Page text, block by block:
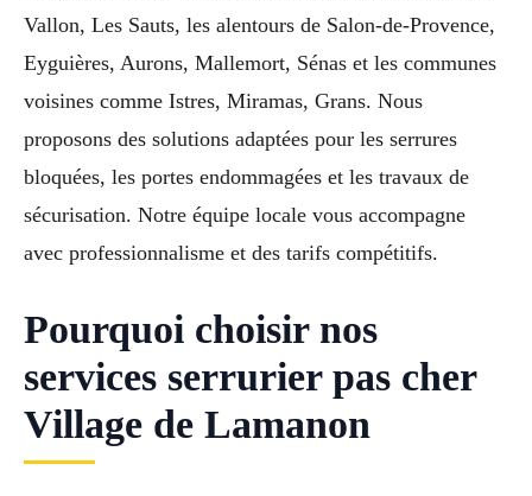
Vallon, Les Sauts, les alentours de Salon-de-Provence,
Eyguières, Aurons, Mallemort, Sénas et les communes
voisines comme Istres, Miramas, Grans. Nous
proposons des solutions adaptées pour les serrures
bloquées, les portes endommagées et les travaux de
sécurisation. Notre équipe locale vous accompagne
avec professionnalisme et des tarifs compétitifs.
Pourquoi choisir nos
services serrurier pas cher
Village de Lamanon